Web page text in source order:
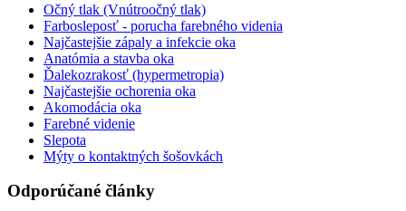
Očný tlak (Vnútroočný tlak)
Farbosleposť - porucha farebného videnia
Najčastejšie zápaly a infekcie oka
Anatómia a stavba oka
Ďalekozrakosť (hypermetropia)
Najčastejšie ochorenia oka
Akomodácia oka
Farebné videnie
Slepota
Mýty o kontaktných šošovkách
Odporúčané články